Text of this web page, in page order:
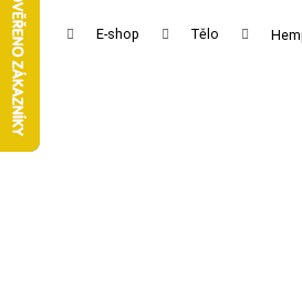
Domů E-shop Tělo